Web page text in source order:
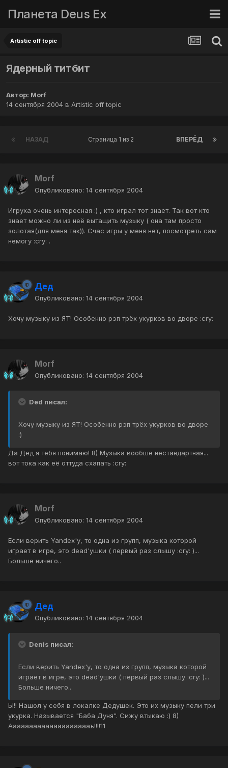
Планета Deus Ex
Artistic off topic
Ядерный титбит
Автор: Morf
14 сентября 2004 в Artistic off topic
НАЗАД ВПЕРЁД
Страница 1 из 2
Morf
Опубликовано: 14 сентября 2004
Игруха очень интересная :) , кто играл тот знает. Так вот кто
знает можно ли из неё вытащить музыку ( она там просто
золотая(для меня так)). Счас игры у меня нет, посмотреть сам
немогу :cry: .
Дед
Опубликовано: 14 сентября 2004
Хочу музыку из ЯТ! Особенно рэп трёх укурков во дворе :cry:
Morf
Опубликовано: 14 сентября 2004
Ded писал:
Хочу музыку из ЯТ! Особенно рэп трёх укурков во дворе
:)
Да Дед я тебя понимаю! 8) Музыка вообше нестандартная...
вот тока как её оттуда схапать :cry:
Morf
Опубликовано: 14 сентября 2004
Если верить Yandex'у, то одна из групп, музыка которой
играет в игре, это dead'ушки ( первый раз слышу :cry: )...
Больше ничего..
Дед
Опубликовано: 14 сентября 2004
Denis писал:
Если верить Yandex'у, то одна из групп, музыка которой
играет в игре, это dead'ушки ( первый раз слышу :cry: )...
Больше ничего..
Ы!! Нашол у себя в локалке Дедушек. Это их музыку пели три
укурка. Называется "Баба Дуня". Сижу втыкаю :) 8)
Ааааааааааааааааааааъ!!!!11